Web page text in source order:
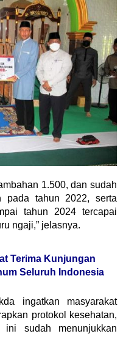
1.500, dan sudah
pada tahun 2022, serta
tahun 2024 tercapai
ngaji,” jelasnya.
Terima Kunjungan
Seluruh Indonesia
ingatkan masyarakat
protokol kesehatan,
sudah menunjukkan